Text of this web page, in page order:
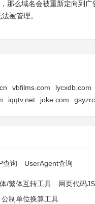
么域名会被重新定向到
被管理。
vbfilms.com lycxdb.com
iqqtv.net joke.com
查询 UserAgent查询
/繁体互转工具 网页代码
公制单位换算工具